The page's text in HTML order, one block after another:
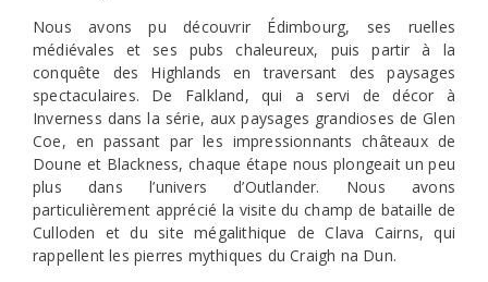
Nous avons pu découvrir Édimbourg, ses ruelles
médiévales et ses pubs chaleureux, puis partir à la
conquête des Highlands en traversant des paysages
spectaculaires. De Falkland, qui a servi de décor à
Inverness dans la série, aux paysages grandioses de Glen
Coe, en passant par les impressionnants châteaux de
Doune et Blackness, chaque étape nous plongeait un peu
plus dans l’univers d’Outlander. Nous avons
particulièrement apprécié la visite du champ de bataille de
Culloden et du site mégalithique de Clava Cairns, qui
rappellent les pierres mythiques du Craigh na Dun.